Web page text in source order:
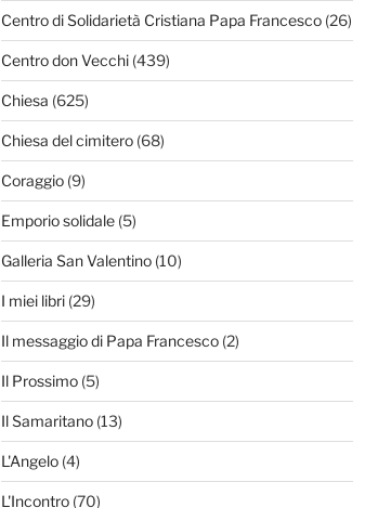
Centro di Solidarietà Cristiana Papa Francesco(26)
Centro don Vecchi(439)
Chiesa (625)
Chiesa del cimitero(68)
Coraggio(9)
Emporio solidale(5)
Galleria San Valentino(10)
I miei libri(29)
Il messaggio di Papa Francesco(2)
Il Prossimo(5)
Il Samaritano(13)
L'Angelo(4)
L'Incontro(70)